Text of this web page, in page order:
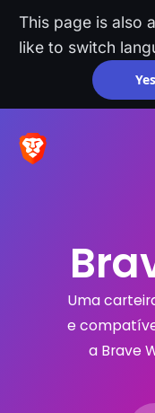
This page is also
like to switch
Yes
Uma
e
a Brave